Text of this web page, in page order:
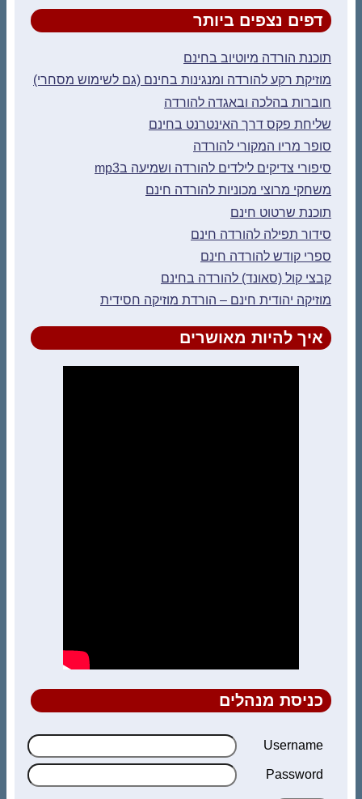
דפים נצפים ביותר
תוכנת הורדה מיוטיוב בחינם
מוזיקת רקע להורדה ומנגינות בחינם (גם לשימוש מסחרי)
חוברות בהלכה ובאגדה להורדה
שליחת פקס דרך האינטרנט בחינם
סופר מריו המקורי להורדה
סיפורי צדיקים לילדים להורדה ושמיעה בmp3
משחקי מרוצי מכוניות להורדה חינם
תוכנת שרטוט חינם
סידור תפילה להורדה חינם
ספרי קודש להורדה חינם
קבצי קול (סאונד) להורדה בחינם
מוזיקה יהודית חינם – הורדת מוזיקה חסידית
איך להיות מאושרים
כניסת מנהלים
Username
Password